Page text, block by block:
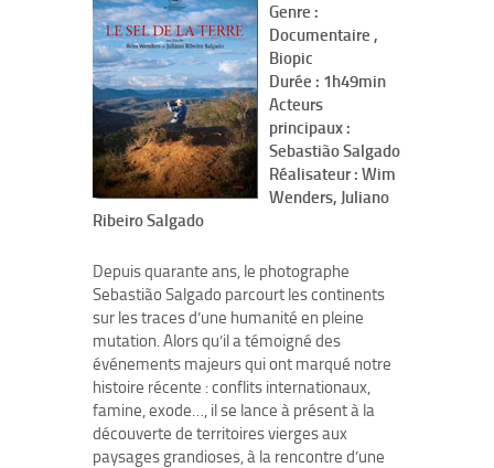
Genre :
Documentaire ,
Biopic
Durée : 1h49min
Acteurs
principaux :
Sebastião Salgado
Réalisateur : Wim
Wenders, Juliano
Ribeiro Salgado
Depuis quarante ans, le photographe
Sebastião Salgado parcourt les continents
sur les traces d’une humanité en pleine
mutation. Alors qu’il a témoigné des
événements majeurs qui ont marqué notre
histoire récente : conflits internationaux,
famine, exode…, il se lance à présent à la
découverte de territoires vierges aux
paysages grandioses, à la rencontre d’une